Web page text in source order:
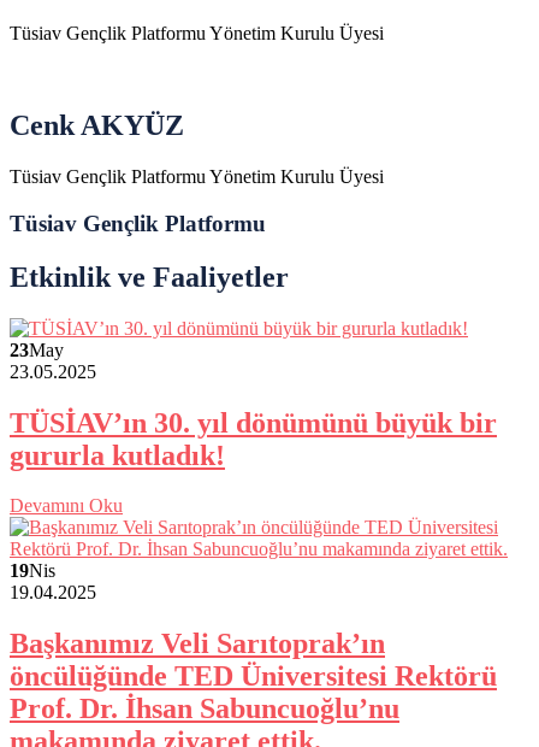
Tüsiav Gençlik Platformu Yönetim Kurulu Üyesi
Cenk AKYÜZ
Tüsiav Gençlik Platformu Yönetim Kurulu Üyesi
Tüsiav Gençlik Platformu
Etkinlik ve Faaliyetler
23May
23.05.2025
TÜSİAV’ın 30. yıl dönümünü büyük bir
gururla kutladık!
Devamını Oku
19Nis
19.04.2025
Başkanımız Veli Sarıtoprak’ın
öncülüğünde TED Üniversitesi Rektörü
Prof. Dr. İhsan Sabuncuoğlu’nu